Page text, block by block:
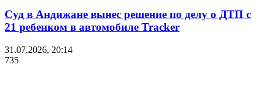
Суд в Андижане вынес решение по делу о ДТП с
21 ребенком в автомобиле Tracker
31.07.2026, 20:14
735